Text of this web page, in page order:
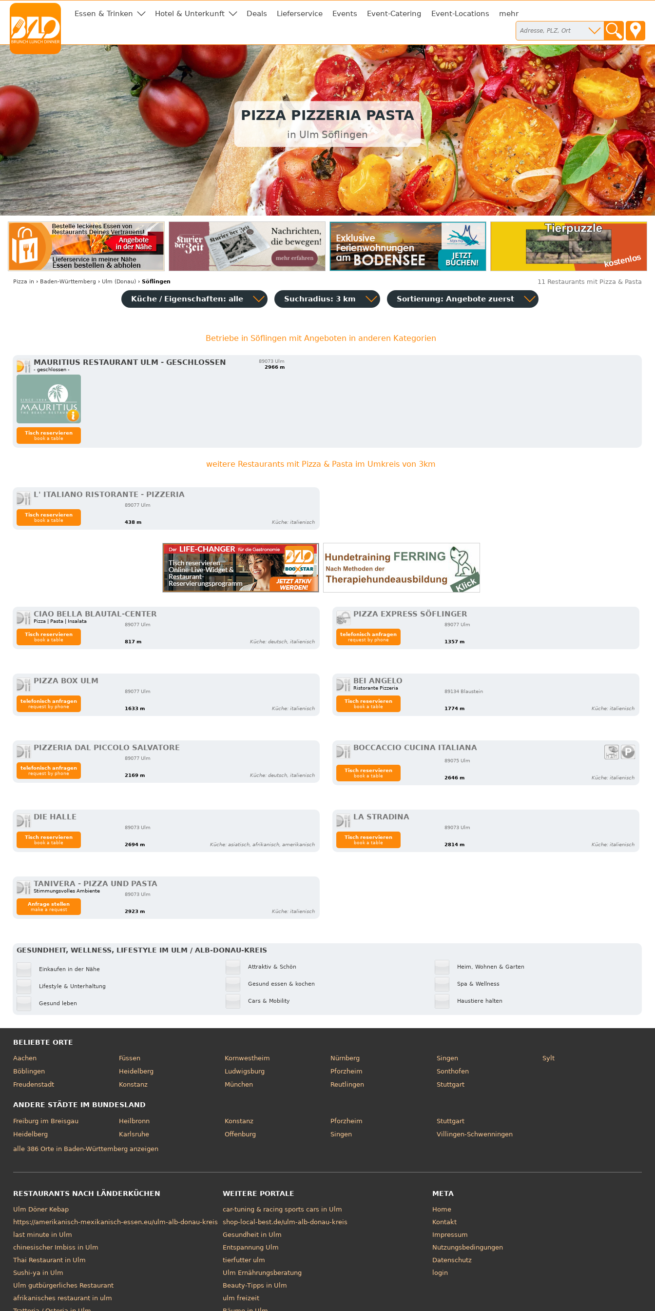
Essen & Trinken Hotel & Unterkunft Deals Lieferservice Events Event-Catering Event-Locations mehr
PIZZA PIZZERIA PASTA
in Ulm Söflingen
Pizza in › Baden-Württemberg › Ulm (Donau)› Söflingen 11 Restaurants mit Pizza & Pasta
Küche / Eigenschaften: alle Suchradius: 3 km Sortierung: Angebote zuerst
Betriebe in Söflingen mit Angeboten in anderen Kategorien
MAURITIUS RESTAURANT ULM - GESCHLOSSEN
- geschlossen -
89073 Ulm
2966 m
Tisch reservieren
book a table
weitere Restaurants mit Pizza & Pasta im Umkreis von 3km
L' ITALIANO RISTORANTE - PIZZERIA
89077 Ulm
438 m Küche: italienisch
Tisch reservieren
book a table
CIAO BELLA BLAUTAL-CENTER
Pizza | Pasta | Insalata
89077 Ulm
817 m Küche: deutsch, italienisch
Tisch reservieren
book a table
PIZZA EXPRESS SÖFLINGER
89077 Ulm
1357 m
telefonisch anfragen
request by phone
PIZZA BOX ULM
89077 Ulm
1633 m Küche: italienisch
telefonisch anfragen
request by phone
BEI ANGELO
Ristorante Pizzeria
89134 Blaustein
1774 m Küche: italienisch
Tisch reservieren
book a table
PIZZERIA DAL PICCOLO SALVATORE
89077 Ulm
2169 m Küche: deutsch, italienisch
telefonisch anfragen
request by phone
BOCCACCIO CUCINA ITALIANA
89075 Ulm
2646 m Küche: italienisch
Tisch reservieren
book a table
DIE HALLE
89073 Ulm
2694 m Küche: asiatisch, afrikanisch, amerikanisch
Tisch reservieren
book a table
LA STRADINA
89073 Ulm
2814 m Küche: italienisch
Tisch reservieren
book a table
TANIVERA - PIZZA UND PASTA
Stimmungsvolles Ambiente
89073 Ulm
2923 m Küche: italienisch
Anfrage stellen
make a request
GESUNDHEIT, WELLNESS, LIFESTYLE IM ULM / ALB-DONAU-KREIS
Einkaufen in der Nähe
Lifestyle & Unterhaltung
Gesund leben
Attraktiv & Schön
Gesund essen & kochen
Cars & Mobility
Heim, Wohnen & Garten
Spa & Wellness
Haustiere halten
BELIEBTE ORTE
Aachen
Böblingen
Freudenstadt
Füssen
Heidelberg
Konstanz
Kornwestheim
Ludwigsburg
München
Nürnberg
Pforzheim
Reutlingen
Singen
Sonthofen
Stuttgart
Sylt
ANDERE STÄDTE IM BUNDESLAND
Freiburg im Breisgau
Heidelberg
Heilbronn
Karlsruhe
Konstanz
Offenburg
Pforzheim
Singen
Stuttgart
Villingen-Schwenningen
alle 386 Orte in Baden-Württemberg anzeigen
RESTAURANTS NACH LÄNDERKÜCHEN
Ulm Döner Kebap
https://amerikanisch-mexikanisch-essen.eu/ulm-alb-donau-kreis
last minute in Ulm
chinesischer Imbiss in Ulm
Thai Restaurant in Ulm
Sushi-ya in Ulm
Ulm gutbürgerliches Restaurant
afrikanisches restaurant in ulm
WEITERE PORTALE
car-tuning & racing sports cars in Ulm
shop-local-best.de/ulm-alb-donau-kreis
Gesundheit in Ulm
Entspannung Ulm
tierfutter ulm
Ulm Ernährungsberatung
Beauty-Tipps in Ulm
ulm freizeit
META
Home
Kontakt
Impressum
Nutzungsbedingungen
Datenschutz
login